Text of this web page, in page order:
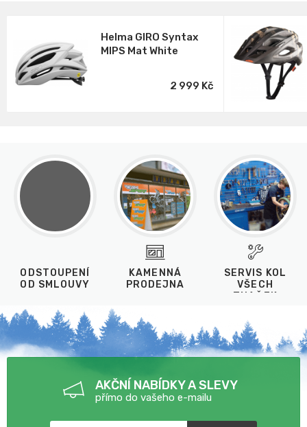
Helma GIRO Syntax
MIPS Mat White
2 999 Kč
ODSTOUPENÍ
OD SMLOUVY
KAMENNÁ
PRODEJNA
SERVIS KOL
VŠECH
ZNAČEK
AKČNÍ NABÍDKY A SLEVY
přímo do vašeho e-mailu